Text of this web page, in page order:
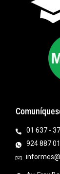
01 637 -
924 887